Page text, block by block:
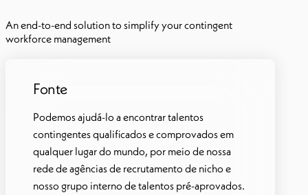
An end-to-end solution to simplify your contingent
workforce management
Fonte
Podemos ajudá-lo a encontrar talentos
contingentes qualificados e comprovados em
qualquer lugar do mundo, por meio de nossa
rede de agências de recrutamento de nicho e
nosso grupo interno de talentos pré-aprovados.